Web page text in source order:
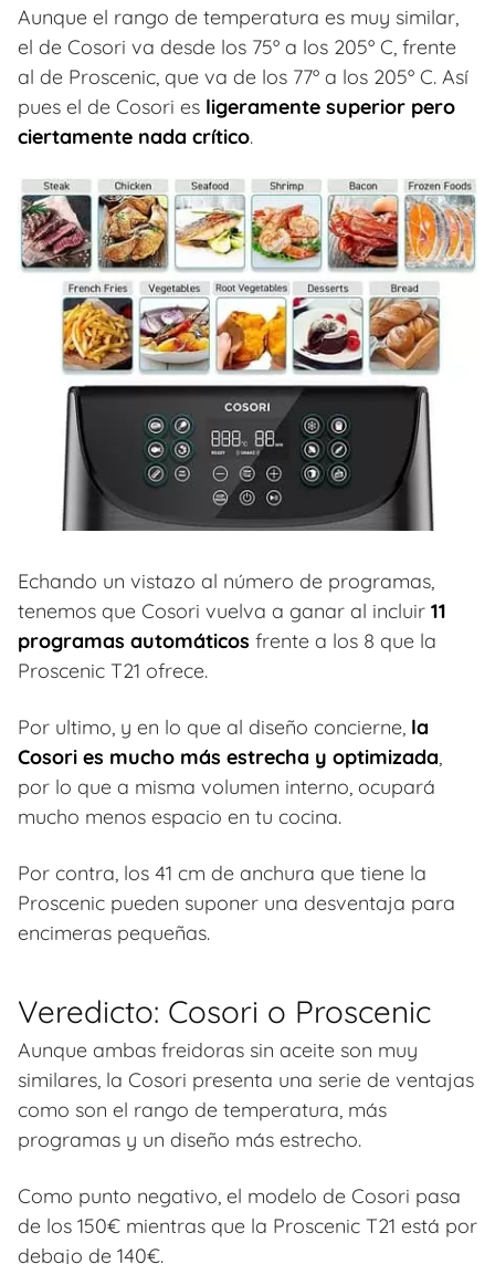
Aunque el rango de temperatura es muy similar,
el de Cosori va desde los 75º a los 205º C, frente
al de Proscenic, que va de los 77º a los 205º C. Así
pues el de Cosori es ligeramente superior pero
ciertamente nada crítico.
Echando un vistazo al número de programas,
tenemos que Cosori vuelva a ganar al incluir 11
programas automáticos frente a los 8 que la
Proscenic T21 ofrece.
Por ultimo, y en lo que al diseño concierne, la
Cosori es mucho más estrecha y optimizada,
por lo que a misma volumen interno, ocupará
mucho menos espacio en tu cocina.
Por contra, los 41 cm de anchura que tiene la
Proscenic pueden suponer una desventaja para
encimeras pequeñas.
Veredicto: Cosori o Proscenic
Aunque ambas freidoras sin aceite son muy
similares, la Cosori presenta una serie de ventajas
como son el rango de temperatura, más
programas y un diseño más estrecho.
Como punto negativo, el modelo de Cosori pasa
de los 150€ mientras que la Proscenic T21 está por
debajo de 140€.